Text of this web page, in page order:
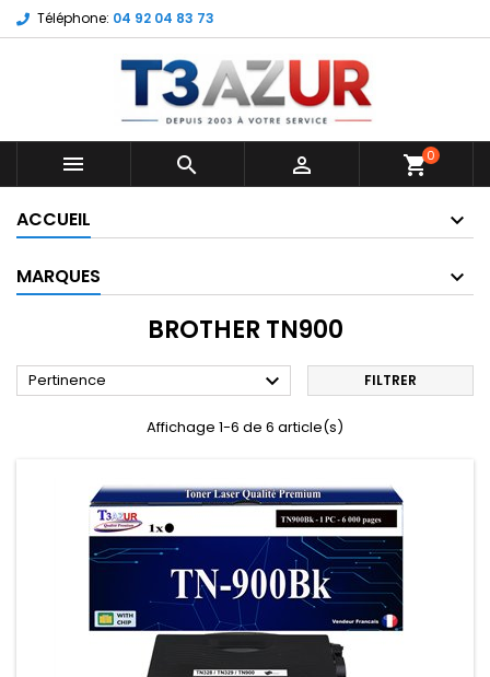
Téléphone: 04 92 04 83 73
   shopping_cart0
ACCUEIL
MARQUES
BROTHER TN900
Pertinence  FILTRER
Affichage 1-6 de 6 article(s)